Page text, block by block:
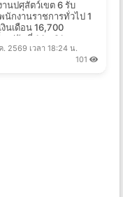
านปศุสัตว์เขต 6 รับ
นักงานราชการทั่วไป 1
งินเดือน 16,700
งแต่วันที่ 14 - 21 ส.ค.
2569 เวลา 18:24 น.
101